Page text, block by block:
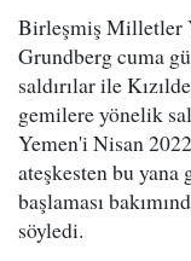
Birleşmiş Milletler
Grundberg cuma
saldırılar ile
gemilere yönelik
Yemen'i Nisan
ateşkesten bu yana
başlaması
söyledi.